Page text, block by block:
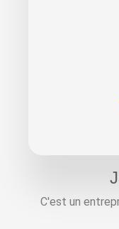
C'est un